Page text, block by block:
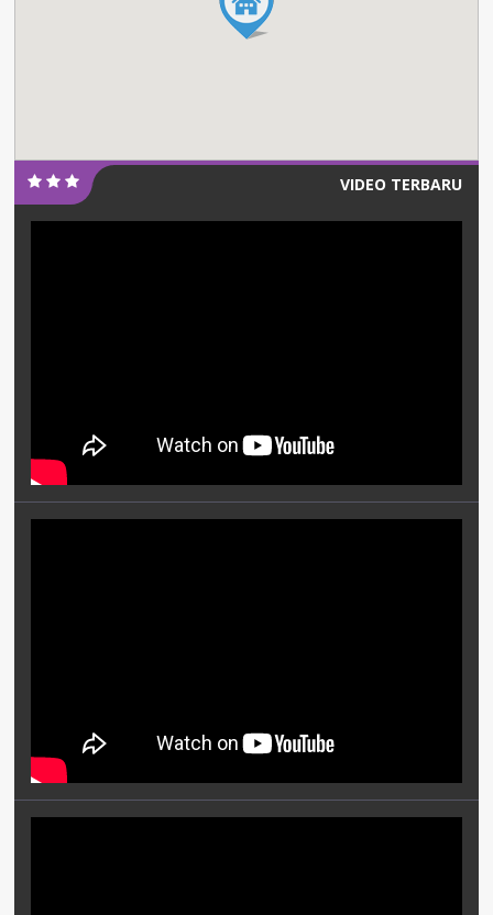
VIDEO TERBARU